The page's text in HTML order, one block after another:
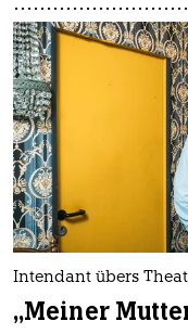
Intendant übers
„Meiner